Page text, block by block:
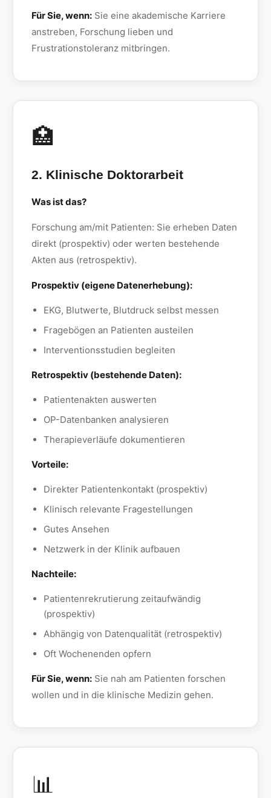
Für Sie, wenn: Sie eine akademische Karriere
anstreben, Forschung lieben und
Frustrationstoleranz mitbringen.
🏥
2. Klinische Doktorarbeit
Was ist das?
Forschung am/mit Patienten: Sie erheben Daten
direkt (prospektiv) oder werten bestehende
Akten aus (retrospektiv).
Prospektiv (eigene Datenerhebung):
EKG, Blutwerte, Blutdruck selbst messen
Fragebögen an Patienten austeilen
Interventionsstudien begleiten
Retrospektiv (bestehende Daten):
Patientenakten auswerten
OP-Datenbanken analysieren
Therapieverläufe dokumentieren
Vorteile:
Direkter Patientenkontakt (prospektiv)
Klinisch relevante Fragestellungen
Gutes Ansehen
Netzwerk in der Klinik aufbauen
Nachteile:
Patientenrekrutierung zeitaufwändig
(prospektiv)
Abhängig von Datenqualität (retrospektiv)
Oft Wochenenden opfern
Für Sie, wenn: Sie nah am Patienten forschen
wollen und in die klinische Medizin gehen.
📊